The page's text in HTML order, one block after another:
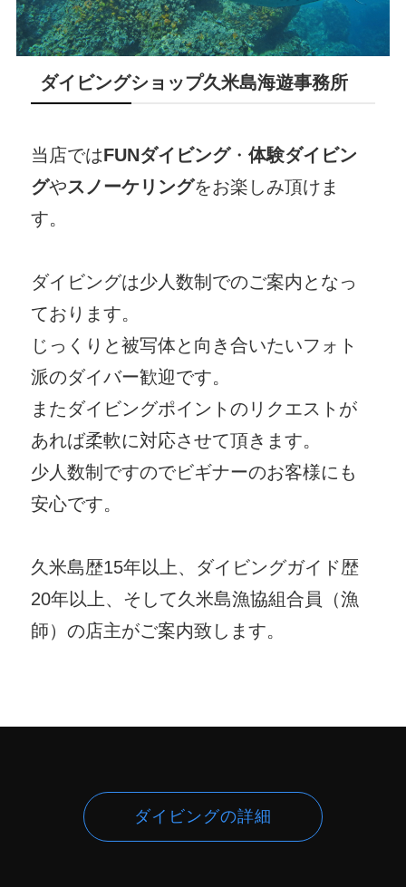
ダイビングショップ久米島海遊事務所
当店ではFUNダイビング・体験ダイビン
グやスノーケリングをお楽しみ頂けま
す。
ダイビングは少人数制でのご案内となっ
ております。
じっくりと被写体と向き合いたいフォト
派のダイバー歓迎です。
またダイビングポイントのリクエストが
あれば柔軟に対応させて頂きます。
少人数制ですのでビギナーのお客様にも
安心です。
久米島歴15年以上、ダイビングガイド歴
20年以上、そして久米島漁協組合員（漁
師）の店主がご案内致します。
ダイビングの詳細